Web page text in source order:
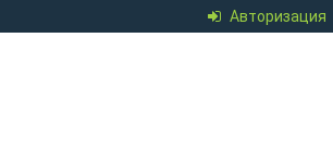
Авторизация